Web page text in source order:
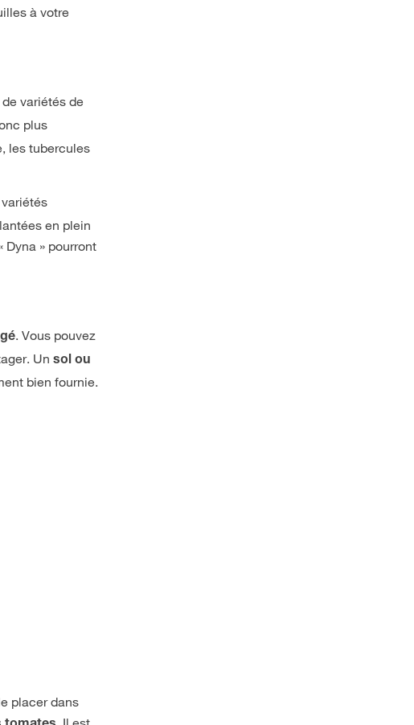
à votre
variétés de
plus
les tubercules
en plein
Dyna » pourront
. Vous pouvez
Unsol ou
bien fournie.
placer dans